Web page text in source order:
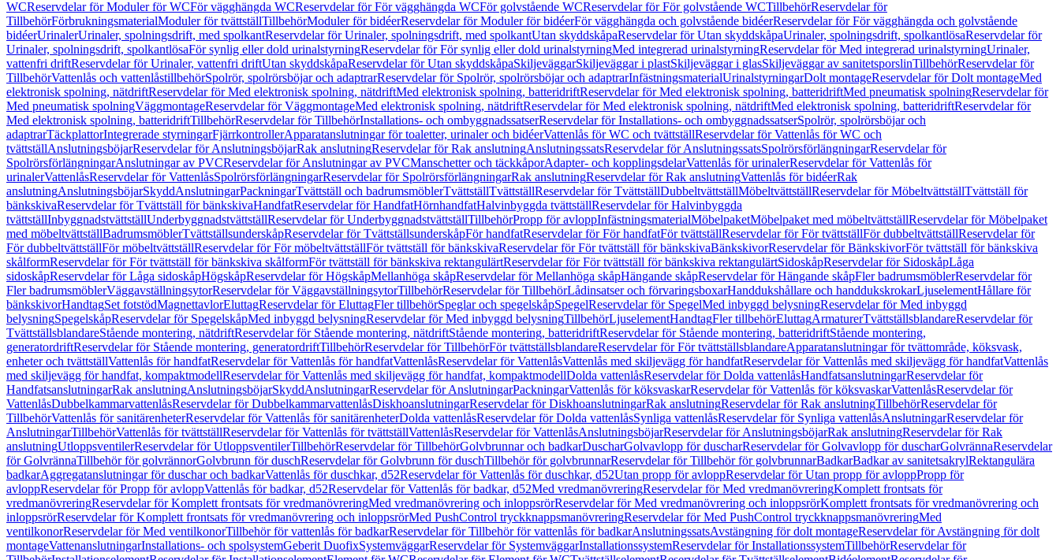
WCReservdelar för Moduler för WCFör vägghängda WCReservdelar för För vägghängda WCFör golvstående WCReservdelar för För golvstående WCTillbehörReservdelar för
TillbehörFörbrukningsmaterialModuler för tvättställTillbehörModuler för bidéerReservdelar för Moduler för bidéerFör vägghängda och golvstående bidéerReservdelar för För vägghängda och golvstående
bidéerUrinalerUrinaler, spolningsdrift, med spolkantReservdelar för Urinaler, spolningsdrift, med spolkantUtan skyddskåpaReservdelar för Utan skyddskåpaUrinaler, spolningsdrift, spolkantlösaReservdelar för
Urinaler, spolningsdrift, spolkantlösaFör synlig eller dold urinalstyrningReservdelar för För synlig eller dold urinalstyrningMed integrerad urinalstyrningReservdelar för Med integrerad urinalstyrningUrinaler,
vattenfri driftReservdelar för Urinaler, vattenfri driftUtan skyddskåpaReservdelar för Utan skyddskåpaSkiljeväggarSkiljeväggar i plastSkiljeväggar i glasSkiljeväggar av sanitetsporslinTillbehörReservdelar för
TillbehörVattenlås och vattenlåstillbehörSpolrör, spolrörsböjar och adaptrarReservdelar för Spolrör, spolrörsböjar och adaptrarInfästningsmaterialUrinalstyrningarDolt montageReservdelar för Dolt montageMed
elektronisk spolning, nätdriftReservdelar för Med elektronisk spolning, nätdriftMed elektronisk spolning, batteridriftReservdelar för Med elektronisk spolning, batteridriftMed pneumatisk spolningReservdelar för
Med pneumatisk spolningVäggmontageReservdelar för VäggmontageMed elektronisk spolning, nätdriftReservdelar för Med elektronisk spolning, nätdriftMed elektronisk spolning, batteridriftReservdelar för
Med elektronisk spolning, batteridriftTillbehörReservdelar för TillbehörInstallations- och ombyggnadssatserReservdelar för Installations- och ombyggnadssatserSpolrör, spolrörsböjar och
adaptrarTäckplattorIntegrerade styrningarFjärrkontrollerApparatanslutningar för toaletter, urinaler och bidéerVattenlås för WC och tvättställReservdelar för Vattenlås för WC och
tvättställAnslutningsböjarReservdelar för AnslutningsböjarRak anslutningReservdelar för Rak anslutningAnslutningssatsReservdelar för AnslutningssatsSpolrörsförlängningarReservdelar för
SpolrörsförlängningarAnslutningar av PVCReservdelar för Anslutningar av PVCManschetter och täckkåporAdapter- och kopplingsdelarVattenlås för urinalerReservdelar för Vattenlås för
urinalerVattenlåsReservdelar för VattenlåsSpolrörsförlängningarReservdelar för SpolrörsförlängningarRak anslutningReservdelar för Rak anslutningVattenlås för bidéerRak
anslutningAnslutningsböjarSkyddAnslutningarPackningarTvättställ och badrumsmöblerTvättställTvättställReservdelar för TvättställDubbeltvättställMöbeltvättställReservdelar för MöbeltvättställTvättställ för
bänkskivaReservdelar för Tvättställ för bänkskivaHandfatReservdelar för HandfatHörnhandfatHalvinbyggda tvättställReservdelar för Halvinbyggda
tvättställInbyggnadstvättställUnderbyggnadstvättställReservdelar för UnderbyggnadstvättställTillbehörPropp för avloppInfästningsmaterialMöbelpaketMöbelpaket med möbeltvättställReservdelar för Möbelpaket
med möbeltvättställBadrumsmöblerTvättställsunderskåpReservdelar för TvättställsunderskåpFör handfatReservdelar för För handfatFör tvättställReservdelar för För tvättställFör dubbeltvättställReservdelar för
För dubbeltvättställFör möbeltvättställReservdelar för För möbeltvättställFör tvättställ för bänkskivaReservdelar för För tvättställ för bänkskivaBänkskivorReservdelar för BänkskivorFör tvättställ för bänkskiva
skålformReservdelar för För tvättställ för bänkskiva skålformFör tvättställ för bänkskiva rektangulärtReservdelar för För tvättställ för bänkskiva rektangulärtSidoskåpReservdelar för SidoskåpLåga
sidoskåpReservdelar för Låga sidoskåpHögskåpReservdelar för HögskåpMellanhöga skåpReservdelar för Mellanhöga skåpHängande skåpReservdelar för Hängande skåpFler badrumsmöblerReservdelar för
Fler badrumsmöblerVäggavställningsytorReservdelar för VäggavställningsytorTillbehörReservdelar för TillbehörLådinsatser och förvaringsboxarHanddukshållare och handdukskrokarLjuselementHållare för
bänkskivorHandtagSet fotstödMagnettavlorEluttagReservdelar för EluttagFler tillbehörSpeglar och spegelskåpSpegelReservdelar för SpegelMed inbyggd belysningReservdelar för Med inbyggd
belysningSpegelskåpReservdelar för SpegelskåpMed inbyggd belysningReservdelar för Med inbyggd belysningTillbehörLjuselementHandtagFler tillbehörEluttagArmaturerTvättställsblandareReservdelar för
TvättställsblandareStående montering, nätdriftReservdelar för Stående montering, nätdriftStående montering, batteridriftReservdelar för Stående montering, batteridriftStående montering,
generatordriftReservdelar för Stående montering, generatordriftTillbehörReservdelar för TillbehörFör tvättställsblandareReservdelar för För tvättställsblandareApparatanslutningar för tvättområde, köksvask,
enheter och tvättställVattenlås för handfatReservdelar för Vattenlås för handfatVattenlåsReservdelar för VattenlåsVattenlås med skiljevägg för handfatReservdelar för Vattenlås med skiljevägg för handfatVattenlås
med skiljevägg för handfat, kompaktmodellReservdelar för Vattenlås med skiljevägg för handfat, kompaktmodellDolda vattenlåsReservdelar för Dolda vattenlåsHandfatsanslutningarReservdelar för
HandfatsanslutningarRak anslutningAnslutningsböjarSkyddAnslutningarReservdelar för AnslutningarPackningarVattenlås för köksvaskarReservdelar för Vattenlås för köksvaskarVattenlåsReservdelar för
VattenlåsDubbelkammarvattenlåsReservdelar för DubbelkammarvattenlåsDiskhoanslutningarReservdelar för DiskhoanslutningarRak anslutningReservdelar för Rak anslutningTillbehörReservdelar för
TillbehörVattenlås för sanitärenheterReservdelar för Vattenlås för sanitärenheterDolda vattenlåsReservdelar för Dolda vattenlåsSynliga vattenlåsReservdelar för Synliga vattenlåsAnslutningarReservdelar för
AnslutningarTillbehörVattenlås för tvättställReservdelar för Vattenlås för tvättställVattenlåsReservdelar för VattenlåsAnslutningsböjarReservdelar för AnslutningsböjarRak anslutningReservdelar för Rak
anslutningUtloppsventilerReservdelar för UtloppsventilerTillbehörReservdelar för TillbehörGolvbrunnar och badkarDuscharGolvavlopp för duscharReservdelar för Golvavlopp för duscharGolvrännaReservdelar
för GolvrännaTillbehör för golvrännorGolvbrunn för duschReservdelar för Golvbrunn för duschTillbehör för golvbrunnarReservdelar för Tillbehör för golvbrunnarBadkarBadkar av sanitetsakrylRektangulära
badkarAggregatanslutningar för duschar och badkarVattenlås för duschkar, d52Reservdelar för Vattenlås för duschkar, d52Utan propp för avloppReservdelar för Utan propp för avloppPropp för
avloppReservdelar för Propp för avloppVattenlås för badkar, d52Reservdelar för Vattenlås för badkar, d52Med vredmanövreringReservdelar för Med vredmanövreringKomplett frontsats för
vredmanövreringReservdelar för Komplett frontsats för vredmanövreringMed vredmanövrering och inloppsrörReservdelar för Med vredmanövrering och inloppsrörKomplett frontsats för vredmanövrering och
inloppsrörReservdelar för Komplett frontsats för vredmanövrering och inloppsrörMed PushControl tryckknappsmanövreringReservdelar för Med PushControl tryckknappsmanövreringMed
ventilkonorReservdelar för Med ventilkonorTillbehör för vattenlås för badkarReservdelar för Tillbehör för vattenlås för badkarAnslutningssatsAvstängning för dolt montageReservdelar för Avstängning för dolt
montageVattenanslutningarInstallations- och spolsystemGeberit DuofixSystemväggarReservdelar för SystemväggarInstallationssystemReservdelar för InstallationssystemTillbehörReservdelar för